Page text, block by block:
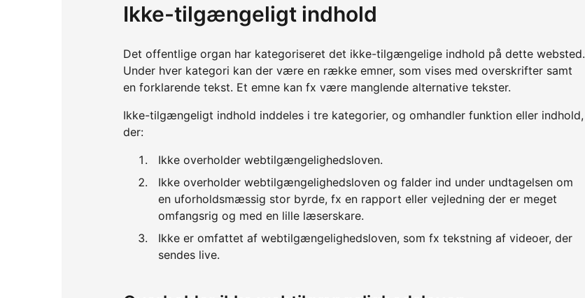
Ikke-tilgængeligt indhold
Det offentlige organ har kategoriseret det ikke-tilgængelige indhold på dette websted.
Under hver kategori kan der være en række emner, som vises med overskrifter samt
en forklarende tekst. Et emne kan fx være manglende alternative tekster.
Ikke-tilgængeligt indhold inddeles i tre kategorier, og omhandler funktion eller indhold,
der:
Ikke overholder webtilgængelighedsloven.
Ikke overholder webtilgængelighedsloven og falder ind under undtagelsen om
en uforholdsmæssig stor byrde, fx en rapport eller vejledning der er meget
omfangsrig og med en lille læserskare.
Ikke er omfattet af webtilgængelighedsloven, som fx tekstning af videoer, der
sendes live.